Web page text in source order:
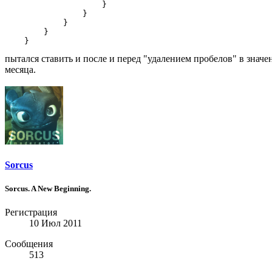
                    }
                }
            }
        }
    }
пытался ставить и после и перед "удалением пробелов" в
месяца.
Sorcus
Sorcus. A New Beginning.
Регистрация
10 Июл 2011
Сообщения
513